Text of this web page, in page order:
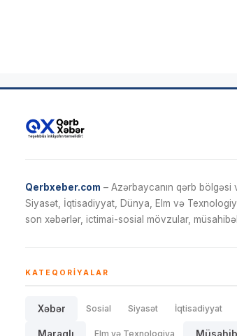
Qerbxeber.com – Azərbaycanın qərb bölgəsi
Siyasət, İqtisadiyyat, Dünya, Elm və
son xəbərlər, ictimai-sosial mövzular,
KATEQORIYALAR
Xəbər Sosial Siyasət İqtisadiyyat
Maraqlı Elm və Texnologiya